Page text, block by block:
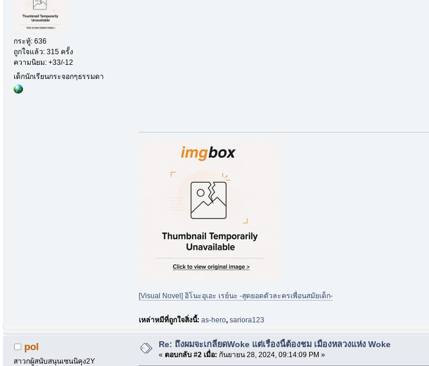
กระทู้: 636
ถูกใจแล้ว: 315 ครั้ง
ความนิยม: +33/-12
เด็กนักเรียนกระจอกๆธรรมดา
[Visual Novel] อิโนะอุเอะ เรย์นะ -สุดยอดตัวละครเพื่อนสมัยเด็ก-
เหล่าหมีที่ถูกใจสิ่งนี้:as-hero,sariora123
pol
สาวกผู้สนับสนุนเซนนิคุง2Y
Re: ถึงผมจะเกลี่ยดWoke แต่เรื่องนี้ต้องชม เมืองหลวงแห่ง Woke
« ตอบกลับ #2 เมื่อ: กันยายน 28, 2024, 09:14:09 PM »